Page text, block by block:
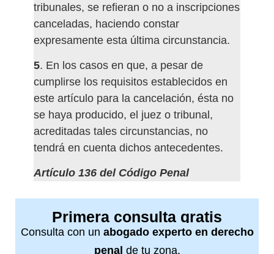
tribunales, se refieran o no a inscripciones
canceladas, haciendo constar
expresamente esta última circunstancia.
5. En los casos en que, a pesar de
cumplirse los requisitos establecidos en
este artículo para la cancelación, ésta no
se haya producido, el juez o tribunal,
acreditadas tales circunstancias, no
tendrá en cuenta dichos antecedentes.
Artículo 136 del Código Penal
Primera consulta gratis
Consulta con un abogado experto en derecho
penal de tu zona.